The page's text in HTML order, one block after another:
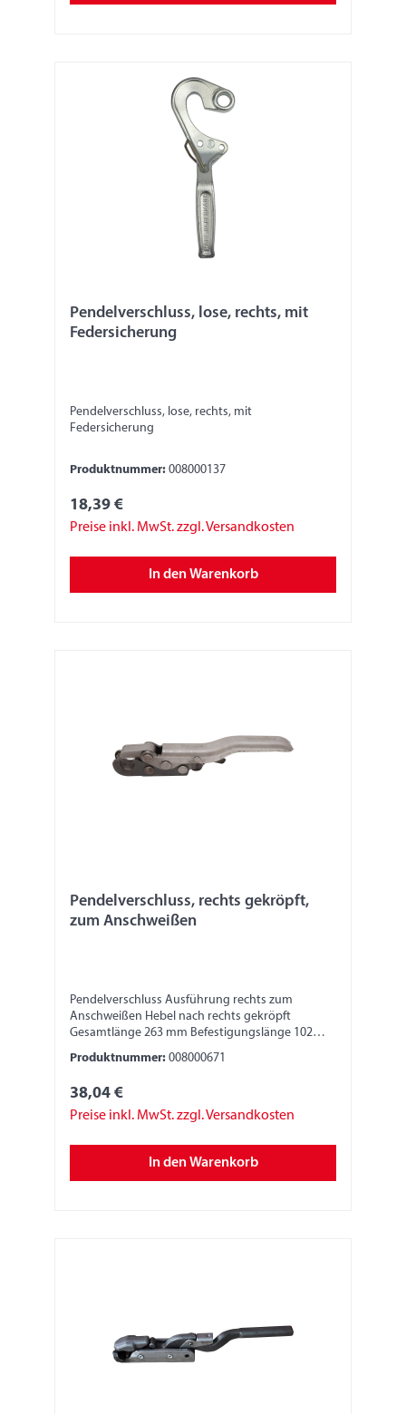
Pendelverschluss, lose, rechts, mit
Federsicherung
Pendelverschluss, lose, rechts, mit
Federsicherung
Produktnummer: 008000137
18,39 €
Preise inkl. MwSt. zzgl. Versandkosten
In den Warenkorb
Pendelverschluss, rechts gekröpft,
zum Anschweißen
Pendelverschluss Ausführung rechts zum
Anschweißen Hebel nach rechts gekröpft
Gesamtlänge 263 mm Befestigungslänge 102
Produktnummer: 008000671
38,04 €
Preise inkl. MwSt. zzgl. Versandkosten
In den Warenkorb